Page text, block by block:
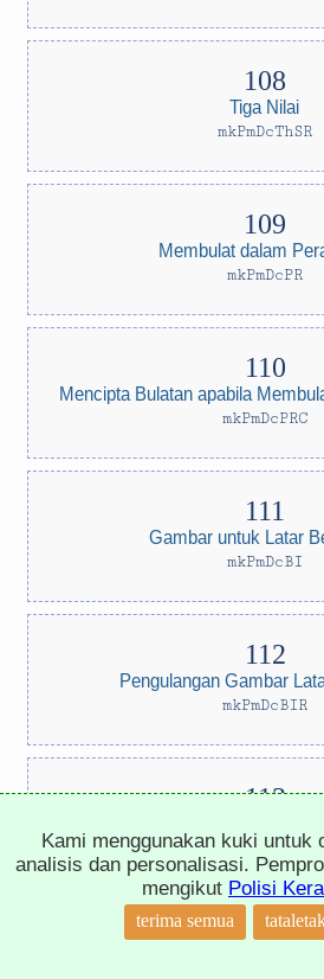
Tiga Nilai
mkPmDcThSR
Membulat dalam
mkPmDcPR
Mencipta Bulatan apabila
mkPmDcPRC
Gambar untuk Latar
mkPmDcBI
Pengulangan Gambar
mkPmDcBIR
mkPmDcBIP
Kami menggunakan kuki untuk
analisis dan personalisasi.
mengikut Polisi
terima semua